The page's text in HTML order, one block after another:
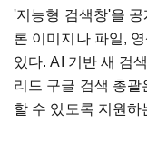
'지능형 검색창'을
론 이미지나 파일,
있다. AI 기반 새 검
리드 구글 검색 총
할 수 있도록 지원